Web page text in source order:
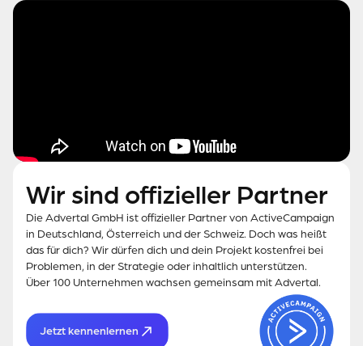
Wir sind offizieller Partner
Die Advertal GmbH ist offizieller Partner von ActiveCampaign
in Deutschland, Österreich und der Schweiz. Doch was heißt
das für dich? Wir dürfen dich und dein Projekt kostenfrei bei
Problemen, in der Strategie oder inhaltlich unterstützen.
Über 100 Unternehmen wachsen gemeinsam mit Advertal.
Jetzt kennenlernen